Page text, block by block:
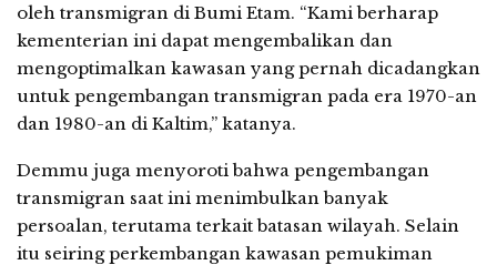
oleh transmigran di Bumi Etam. “Kami berharap
kementerian ini dapat mengembalikan dan
mengoptimalkan kawasan yang pernah dicadangkan
untuk pengembangan transmigran pada era 1970-an
dan 1980-an di Kaltim,” katanya.
Demmu juga menyoroti bahwa pengembangan
transmigran saat ini menimbulkan banyak
persoalan, terutama terkait batasan wilayah. Selain
itu seiring perkembangan kawasan pemukiman